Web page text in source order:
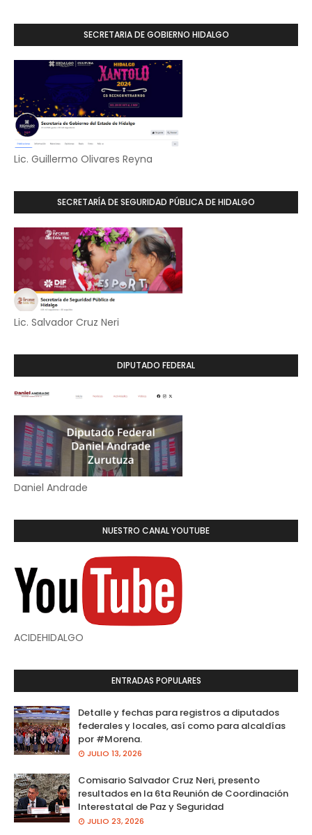
SECRETARIA DE GOBIERNO HIDALGO
Lic. Guillermo Olivares Reyna
SECRETARÍA DE SEGURIDAD PÚBLICA DE HIDALGO
Lic. Salvador Cruz Neri
DIPUTADO FEDERAL
Daniel Andrade
NUESTRO CANAL YOUTUBE
ACIDEHIDALGO
ENTRADAS POPULARES
Detalle y fechas para registros a diputados
federales y locales, así como para alcaldías
por #Morena.
JULIO 13, 2026
Comisario Salvador Cruz Neri, presento
resultados en la 6ta Reunión de Coordinación
Interestatal de Paz y Seguridad
JULIO 23, 2026